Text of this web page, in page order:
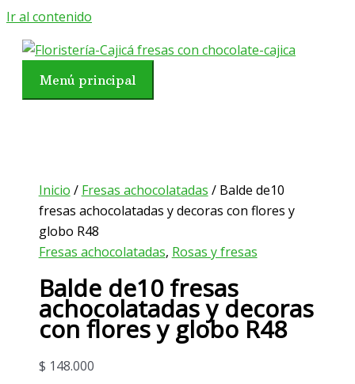
Ir al contenido
Menú principal
Inicio / Fresas achocolatadas / Balde de10
fresas achocolatadas y decoras con flores y
globo R48
Fresas achocolatadas, Rosas y fresas
Balde de10 fresas
achocolatadas y decoras
con flores y globo R48
$ 148.000